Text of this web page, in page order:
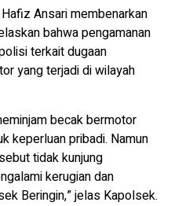
Ansari membenarkan
bahwa pengamanan
terkait dugaan
yang terjadi di wilayah
becak bermotor
keperluan pribadi. Namun
tidak kunjung
kerugian dan
Beringin,” jelas Kapolsek.